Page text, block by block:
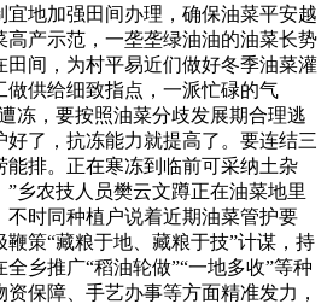
宜地加强田间办理，确保油菜平安越
高产示范，一垄垄绿油油的油菜长势
田间，为村平易近们做好冬季油菜灌
做供给细致指点，一派忙碌的气
冻，要按照油菜分歧发展期合理逃
好了，抗冻能力就提高了。要连结三
能排。正在寒冻到临前可采纳土杂
乡农技人员樊云文蹲正在油菜地里
不时同种植户说着近期油菜管护要
策“藏粮于地、藏粮于技”计谋，持
乡推广“稻油轮做”“一地多收”等种
保障、手艺办事等方面精准发力，